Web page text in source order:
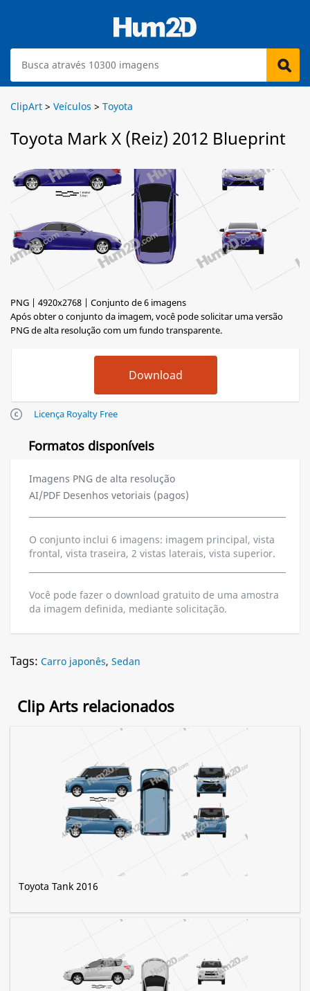
ClipArt > Veículos > Toyota
Toyota Mark X (Reiz) 2012 Blueprint
PNG | 4920x2768 | Conjunto de 6 imagens
Após obter o conjunto da imagem, você pode solicitar uma versão
PNG de alta resolução com um fundo transparente.
Licença Royalty Free
Formatos disponíveis
Imagens PNG de alta resolução
AI/PDF Desenhos vetoriais (pagos)
O conjunto inclui 6 imagens: imagem principal, vista
frontal, vista traseira, 2 vistas laterais, vista superior.
Você pode fazer o download gratuito de uma amostra
da imagem definida, mediante solicitação.
Tags: Carro japonês, Sedan
Clip Arts relacionados
Toyota Tank 2016